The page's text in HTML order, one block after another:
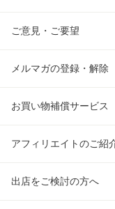
ご意見・ご要望
メルマガの登録・解除
お買い物補償サービス
アフィリエイトのご紹
出店をご検討の方へ